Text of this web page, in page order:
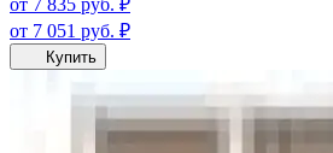
от 7 051 руб. ₽
Купить